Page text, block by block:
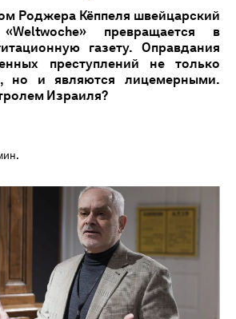
Роджера Кёппеля швейцарский
превращается в
газету. Оправдания
преступлений не только
но и являются лицемерными.
Израиля?